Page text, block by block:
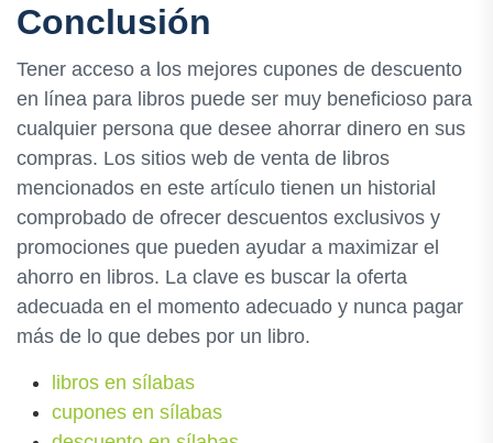
Conclusión
Tener acceso a los mejores cupones de descuento
en línea para libros puede ser muy beneficioso para
cualquier persona que desee ahorrar dinero en sus
compras. Los sitios web de venta de libros
mencionados en este artículo tienen un historial
comprobado de ofrecer descuentos exclusivos y
promociones que pueden ayudar a maximizar el
ahorro en libros. La clave es buscar la oferta
adecuada en el momento adecuado y nunca pagar
más de lo que debes por un libro.
libros en sílabas
cupones en sílabas